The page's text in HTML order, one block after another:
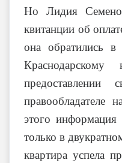
Но Лидия
квитанции об
она обратились в
правообладателе
этого информация
только в
квартира успела